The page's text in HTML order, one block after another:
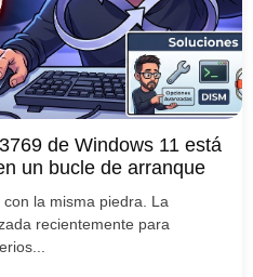
de Windows 11 está
un bucle de arranque
la misma piedra. La
recientemente para